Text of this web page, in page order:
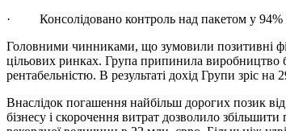
· Консолідовано контроль над пакетом у 94%
Головними чинниками, що зумовили позитивні
цільових ринках. Група припинила виробництво
рентабельністю. В результаті дохід Групи зріс
Внаслідок погашення найбільш дорогих позик
бізнесу і скорочення витрат дозволило